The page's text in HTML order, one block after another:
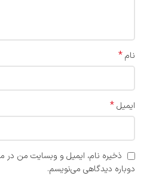
نام*
ایمیل*
ذخیره نام، ایمیل و وبسایت من در
دوباره دیدگاهی می‌نویسم.